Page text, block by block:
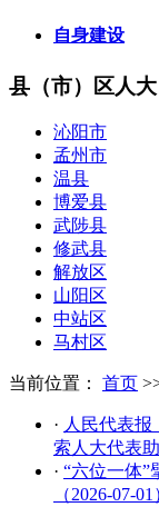
自身建设
县（市）区人大
沁阳市
孟州市
温县
博爱县
武陟县
修武县
解放区
山阳区
中站区
马村区
当前位置： 首页
· 人民代表
索人大代表
· “六位一体”
（2026-07-01